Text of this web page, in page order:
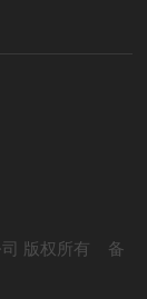
司 版权所有 备